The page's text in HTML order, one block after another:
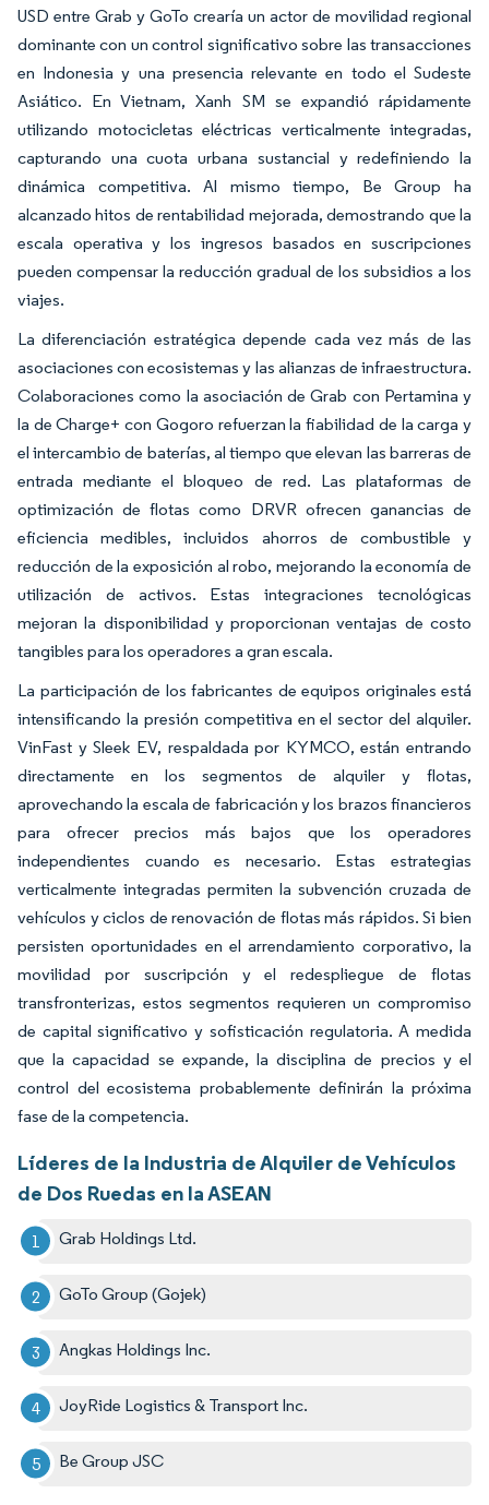
USD entre Grab y GoTo crearía un actor de movilidad regional
dominante con un control significativo sobre las transacciones
en Indonesia y una presencia relevante en todo el Sudeste
Asiático. En Vietnam, Xanh SM se expandió rápidamente
utilizando motocicletas eléctricas verticalmente integradas,
capturando una cuota urbana sustancial y redefiniendo la
dinámica competitiva. Al mismo tiempo, Be Group ha
alcanzado hitos de rentabilidad mejorada, demostrando que la
escala operativa y los ingresos basados en suscripciones
pueden compensar la reducción gradual de los subsidios a los
viajes.
La diferenciación estratégica depende cada vez más de las
asociaciones con ecosistemas y las alianzas de infraestructura.
Colaboraciones como la asociación de Grab con Pertamina y
la de Charge+ con Gogoro refuerzan la fiabilidad de la carga y
el intercambio de baterías, al tiempo que elevan las barreras de
entrada mediante el bloqueo de red. Las plataformas de
optimización de flotas como DRVR ofrecen ganancias de
eficiencia medibles, incluidos ahorros de combustible y
reducción de la exposición al robo, mejorando la economía de
utilización de activos. Estas integraciones tecnológicas
mejoran la disponibilidad y proporcionan ventajas de costo
tangibles para los operadores a gran escala.
La participación de los fabricantes de equipos originales está
intensificando la presión competitiva en el sector del alquiler.
VinFast y Sleek EV, respaldada por KYMCO, están entrando
directamente en los segmentos de alquiler y flotas,
aprovechando la escala de fabricación y los brazos financieros
para ofrecer precios más bajos que los operadores
independientes cuando es necesario. Estas estrategias
verticalmente integradas permiten la subvención cruzada de
vehículos y ciclos de renovación de flotas más rápidos. Si bien
persisten oportunidades en el arrendamiento corporativo, la
movilidad por suscripción y el redespliegue de flotas
transfronterizas, estos segmentos requieren un compromiso
de capital significativo y sofisticación regulatoria. A medida
que la capacidad se expande, la disciplina de precios y el
control del ecosistema probablemente definirán la próxima
fase de la competencia.
Líderes de la Industria de Alquiler de Vehículos
de Dos Ruedas en la ASEAN
Grab Holdings Ltd.
GoTo Group (Gojek)
Angkas Holdings Inc.
JoyRide Logistics & Transport Inc.
Be Group JSC